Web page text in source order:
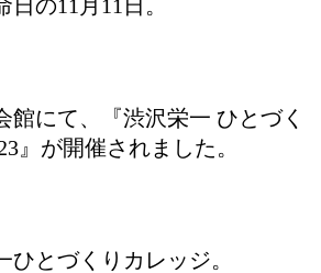
の11月11日。
館にて、『渋沢栄一 ひとづく
』が開催されました。
ひとづくりカレッジ。